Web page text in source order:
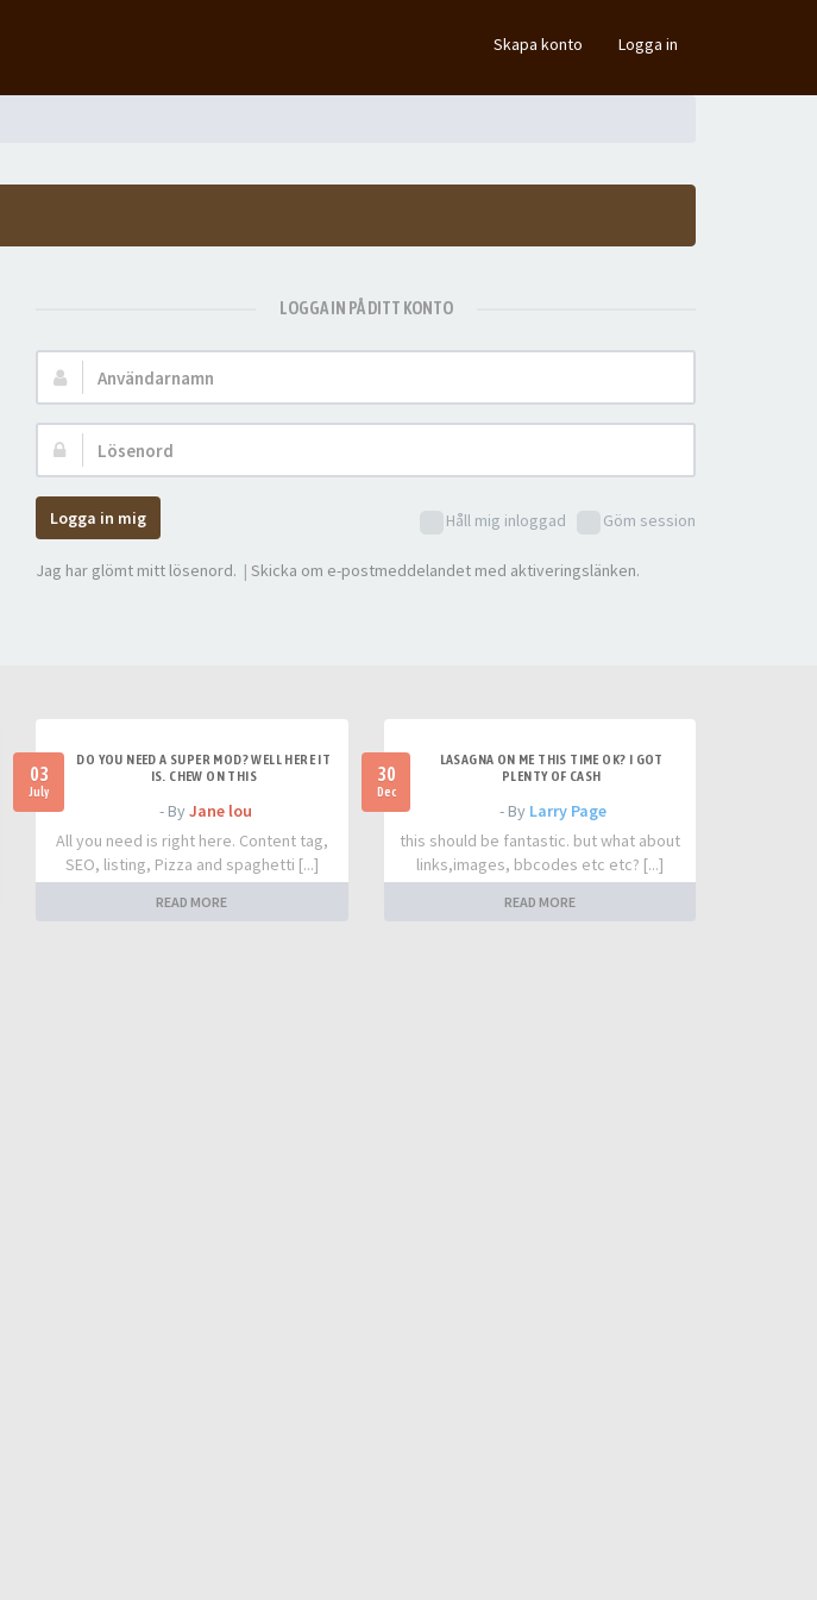
Skapa konto Logga in
LOGGA IN PÅ DITT KONTO
Användarnamn:
Lösenord:
Håll mig inloggad Göm session
Logga in mig
Jag har glömt mitt lösenord. | Skicka om e-postmeddelandet med aktiveringslänken.
03
July
DO YOU NEED A SUPER MOD? WELL HERE IT
IS. CHEW ON THIS
- By Jane lou
All you need is right here. Content tag,
SEO, listing, Pizza and spaghetti [...]
READ MORE
30
Dec
LASAGNA ON ME THIS TIME OK? I GOT
PLENTY OF CASH
- By Larry Page
this should be fantastic. but what about
links,images, bbcodes etc etc? [...]
READ MORE